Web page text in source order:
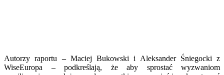
Autorzy raportu – Maciej Bukowski i Aleksander Śniegocki z
WiseEuropa – podkreślają, że aby sprostać wyzwaniom